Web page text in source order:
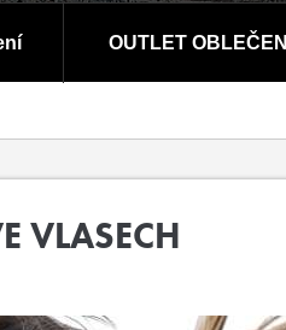
OUTLET OBLEČENÍ
VLASECH